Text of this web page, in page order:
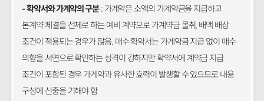
- 확약서와 가계약의 구분: 가계약은 소액의 가계약금을 지급하고
본계약 체결을 전제로 하는 예비 계약으로 가계약금 몰취, 배액 배상
조건이 적용되는 경우가 많음. 매수 확약서는 가계약금 지급 없이 매수
의향을 서면으로 확인하는 성격이 강하지만 확약서에 계약금 지급
조건이 포함된 경우 가계약과 유사한 효력이 발생할 수 있으므로 내용
구성에 신중을 기해야 함